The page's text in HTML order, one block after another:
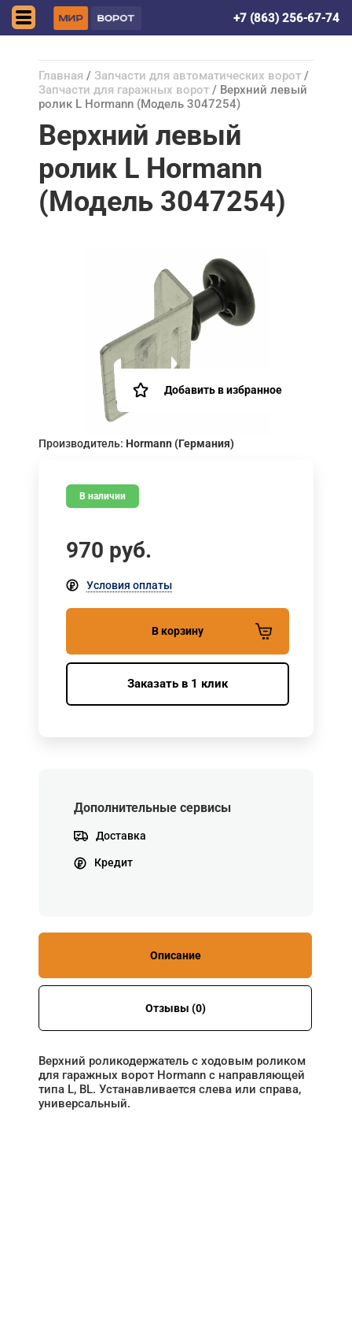
+7 (863) 256-67-74
Главная / Запчасти для автоматических ворот /
Запчасти для гаражных ворот / Верхний левый
ролик L Hormann (Модель 3047254)
Верхний левый
ролик L Hormann
(Модель 3047254)
Добавить в избранное
Производитель: Hormann (Германия)
В наличии
970 руб.
Условия оплаты
В корзину
Заказать в 1 клик
Дополнительные сервисы
Доставка
Кредит
Описание
Отзывы (0)
Верхний роликодержатель с ходовым роликом
для гаражных ворот Hormann с направляющей
типа L, BL. Устанавливается слева или справа,
универсальный.